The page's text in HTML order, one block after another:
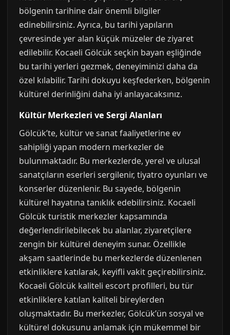
bölgenin tarihine dair önemli bilgiler
edinebilirsiniz. Ayrıca, bu tarihi yapıların
çevresinde yer alan küçük müzeler de ziyaret
edilebilir. Kocaeli Gölcük seçkin bayan eşliğinde
bu tarihi yerleri gezmek, deneyiminizi daha da
özel kılabilir. Tarihi dokuyu keşfederken, bölgenin
kültürel derinliğini daha iyi anlayacaksınız.
Kültür Merkezleri ve Sergi Alanları
Gölcük’te, kültür ve sanat faaliyetlerine ev
sahipliği yapan modern merkezler de
bulunmaktadır. Bu merkezlerde, yerel ve ulusal
sanatçıların eserleri sergilenir, tiyatro oyunları ve
konserler düzenlenir. Bu sayede, bölgenin
kültürel hayatına tanıklık edebilirsiniz. Kocaeli
Gölcük turistik merkezler kapsamında
değerlendirilebilecek bu alanlar, ziyaretçilere
zengin bir kültürel deneyim sunar. Özellikle
akşam saatlerinde bu merkezlerde düzenlenen
etkinliklere katılarak, keyifli vakit geçirebilirsiniz.
Kocaeli Gölcük kaliteli escort profilleri, bu tür
etkinliklere katılan kaliteli bireylerden
oluşmaktadır. Bu merkezler, Gölcük’ün sosyal ve
kültürel dokusunu anlamak için mükemmel bir